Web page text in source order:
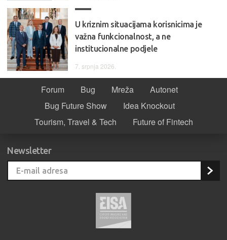
U kriznim situacijama korisnicima je
važna funkcionalnost, a ne
institucionalne podjele
7. srpnja 2026.
Forum Bug Mreža
Autonet
Bug Future Show
Idea Knockout
Tourism, Travel & Tech
Future of Fintech
Newsletter